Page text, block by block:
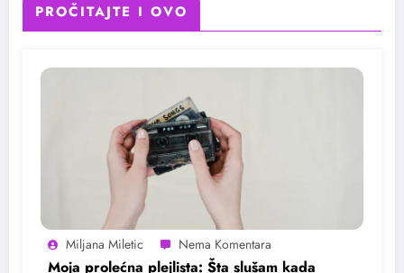
PROČITAJTE I OVO
Miljana Miletic
Moja prolećna plejlista: Šta slušam kada